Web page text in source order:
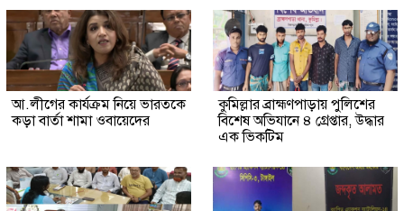
আ.লীগের কার্যক্রম নিয়ে ভারতকে
কড়া বার্তা শামা ওবায়েদের
কুমিল্লার ব্রাহ্মণপাড়ায় পুলিশের
বিশেষ অভিযানে ৪ গ্রেপ্তার, উদ্ধার
এক ভিকটিম